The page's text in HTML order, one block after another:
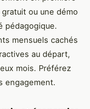
ou une démo
pédagogique.
mensuels cachés
au départ,
mois. Préférez
engagement.